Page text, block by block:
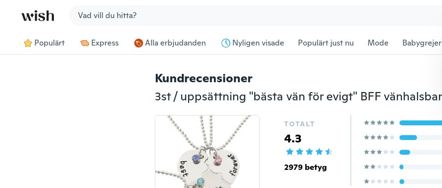
Populärt Express Alla erbjudanden Nyligen visade Populärt just nu Mode Babygrejer
Kundrecensioner
TOTALT
4.3
2979 betyg